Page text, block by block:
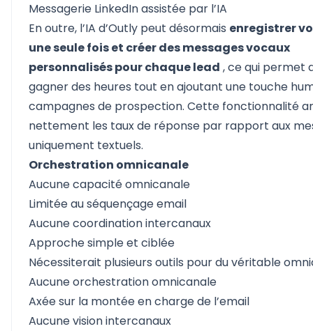
Messagerie LinkedIn assistée par l’IA
En outre, l’IA d’Outly peut désormais enregistrer
une seule fois et créer des messages vocaux
personnalisés pour chaque lead , ce qui permet
gagner des heures tout en ajoutant une touche
campagnes de prospection. Cette fonctionnalité
nettement les taux de réponse par rapport aux
uniquement textuels.
Orchestration omnicanale
Aucune capacité omnicanale
Limitée au séquençage email
Aucune coordination intercanaux
Approche simple et ciblée
Nécessiterait plusieurs outils pour du véritable
Aucune orchestration omnicanale
Axée sur la montée en charge de l’email
Aucune vision intercanaux